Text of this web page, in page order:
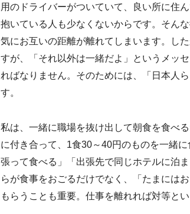
用のドライバーがついていて、良い所に住
抱いている人も少なくないからです。そん
気にお互いの距離が離れてしまいます。し
すが、「それ以外は一緒だよ」というメッ
ればなりません。そのためには、「日本人
す。
私は、一緒に職場を抜け出して朝食を食べ
に付き合って、1食30～40円のものを一緒
張って食べる」「出張先で同じホテルに泊
らが食事をおごるだけでなく、「たまには
もらうことも重要。仕事を離れれば対等と